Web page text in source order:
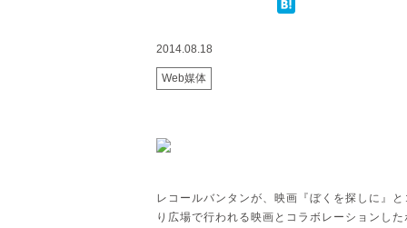
2014.08.18
Web媒体
レコールバンタンが、映画『ぼくを探しに』
り広場で行われる映画とコラボレーションし